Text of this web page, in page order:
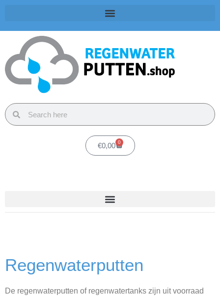
€0,00 0
Regenwaterputten
De regenwaterputten of regenwatertanks zijn uit voorraad